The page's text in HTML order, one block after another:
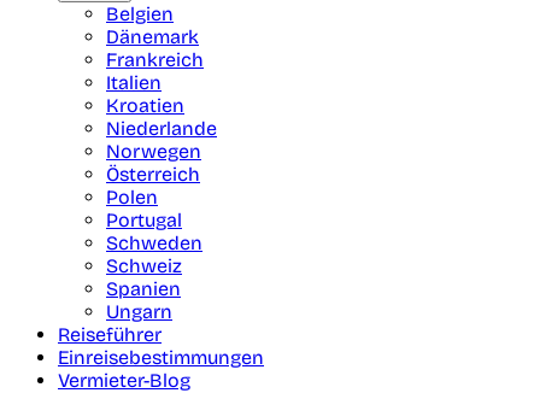
Belgien
Dänemark
Frankreich
Italien
Kroatien
Niederlande
Norwegen
Österreich
Polen
Portugal
Schweden
Schweiz
Spanien
Ungarn
Reiseführer
Einreisebestimmungen
Vermieter-Blog